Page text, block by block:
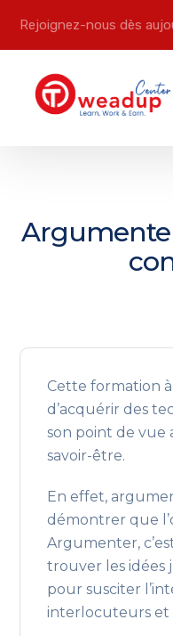
Rejoignez-nous dès
Cette formation
d’acquérir des
son point de vue
savoir-être.
En effet,
démontrer que
Argumenter,
trouver les idées
pour susciter
interlocuteurs et